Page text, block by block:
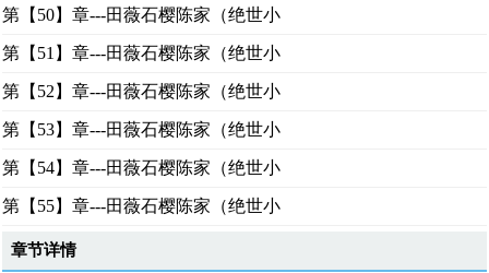
第【50】章---田薇石樱陈家（绝世小
第【51】章---田薇石樱陈家（绝世小
第【52】章---田薇石樱陈家（绝世小
第【53】章---田薇石樱陈家（绝世小
第【54】章---田薇石樱陈家（绝世小
第【55】章---田薇石樱陈家（绝世小
章节详情